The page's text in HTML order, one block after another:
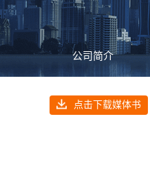
公司简介
点击下载媒体书